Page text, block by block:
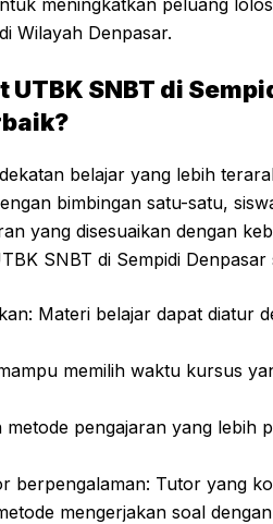
Wilayah Denpasar.
UTBK SNBT di
belajar yang lebih
bimbingan satu-satu,
yang disesuaikan dengan
SNBT di Sempidi
Materi belajar dapat diatur
memilih waktu kursus
metode pengajaran yang lebih
berpengalaman: Tutor yang
mengerjakan soal